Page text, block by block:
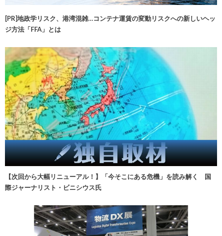
[PR]地政学リスク、港湾混雑…コンテナ運賃の変動リスクへの新しいヘッ
ジ方法「FFA」とは
【次回から大幅リニューアル！】「今そこにある危機」を読み解く 国
際ジャーナリスト・ビニシウス氏